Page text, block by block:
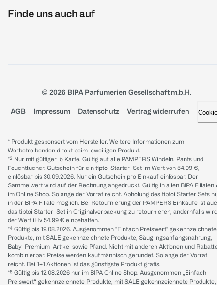
Finde uns auch auf
© 2026 BIPA Parfumerien Gesellschaft m.b.H.
AGB Impressum Datenschutz Vertrag widerrufen
* Produkt gesponsert vom Hersteller. Weitere Informationen zum
Werbetreibenden direkt beim jeweiligen Produkt.
*³ Nur mit gültiger jö Karte. Gültig auf alle PAMPERS Windeln, Pants und
Feuchttücher. Gutschein für ein tiptoi Starter-Set im Wert von 54.99 €,
einlösbar bis 30.09.2026. Nur ein Gutschein pro Einkauf einlösbar. Der
Sammelwert wird auf der Rechnung angedruckt. Gültig in allen BIPA Filialen
im Online Shop. Solange der Vorrat reicht. Abholung des tiptoi Starter Sets
in der BIPA Filiale möglich. Bei Retournierung der PAMPERS Einkäufe ist
das tiptoi Starter-Set in Originalverpackung zu retournieren, andernfalls wird
der Wert iHv 54.99 € einbehalten.
*⁴ Gültig bis 19.08.2026. Ausgenommen "Einfach Preiswert" gekennzeichnete
Produkte, mit SALE gekennzeichnete Produkte, Säuglingsanfangsnahrung,
Baby-Premium-Artikel sowie Pfand. Nicht mit anderen Aktionen und
kombinierbar. Preise werden kaufmännisch gerundet. Solange der Vorrat
reicht. Bei 1+1 Aktionen ist das günstigste Produkt gratis.
*⁸ Gültig bis 12.08.2026 nur im BIPA Online Shop. Ausgenommen „Einfach
Preiswert“ gekennzeichnete Produkte, mit SALE gekennzeichnete Produkte,